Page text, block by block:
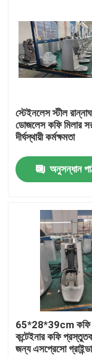
পণ্য
আমাদের সম্পর্কে
কারখানা ভ্রমণ
যোগাযোগ করুন
কফি বিন গ্রাইন্ডার
Burr কফি পেষকদন্ত
স্টেইনলেস স্টীল
ডোজলেস কফি মিলার
দীর্ঘস্থায়ী কর্মক্ষমতা
অনুসন্ধান
65*28*39cm কফি
কন্টেইনার কফি
জন্য এসপ্রেসো